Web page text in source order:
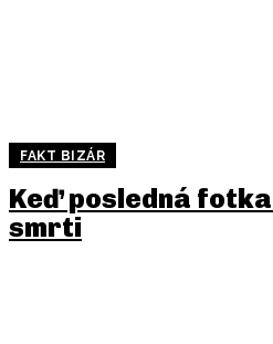
FAKT BIZÁR
Keď posledná
smrti